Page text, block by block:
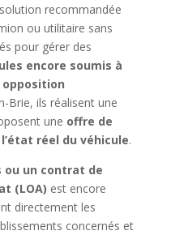
recommandée
ou utilitaire sans
pour gérer des
encore soumis à
opposition
Brie, ils réalisent une
une offre de
réel du véhicule.
ou un contrat de
(LOA) est encore
directement les
concernés et